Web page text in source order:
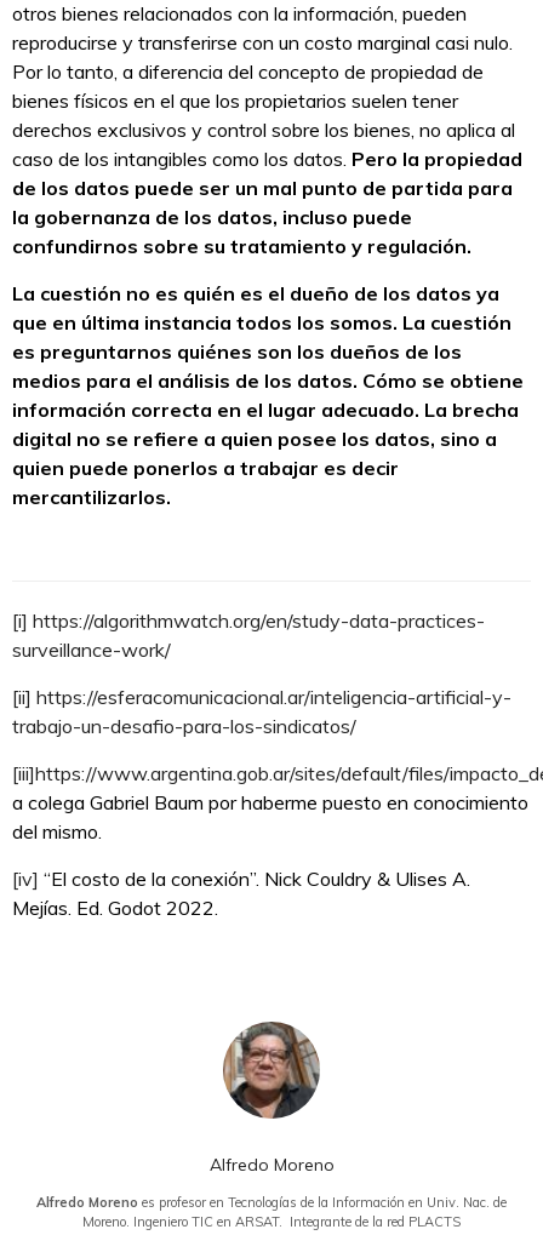
otros bienes relacionados con la información, pueden
reproducirse y transferirse con un costo marginal casi nulo.
Por lo tanto, a diferencia del concepto de propiedad de
bienes físicos en el que los propietarios suelen tener
derechos exclusivos y control sobre los bienes, no aplica al
caso de los intangibles como los datos. Pero la propiedad
de los datos puede ser un mal punto de partida para
la gobernanza de los datos, incluso puede
confundirnos sobre su tratamiento y regulación.
La cuestión no es quién es el dueño de los datos ya
que en última instancia todos los somos. La cuestión
es preguntarnos quiénes son los dueños de los
medios para el análisis de los datos. Cómo se obtiene
información correcta en el lugar adecuado. La brecha
digital no se refiere a quien posee los datos, sino a
quien puede ponerlos a trabajar es decir
mercantilizarlos.
[i] https://algorithmwatch.org/en/study-data-practices-
surveillance-work/
[ii] https://esferacomunicacional.ar/inteligencia-artificial-y-
trabajo-un-desafio-para-los-sindicatos/
[iii]https://www.argentina.gob.ar/sites/default/files/
a colega Gabriel Baum por haberme puesto en conocimiento
del mismo.
[iv] “El costo de la conexión”. Nick Couldry & Ulises A.
Mejías. Ed. Godot 2022.
Alfredo Moreno
Alfredo Moreno es profesor en Tecnologías de la Información en Univ. Nac. de
Moreno. Ingeniero TIC en ARSAT. Integrante de la red PLACTS